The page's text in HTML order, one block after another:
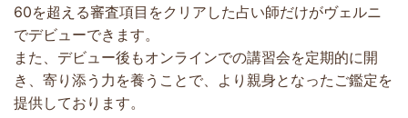
60を超える審査項目をクリアした占い師だけがヴェルニ
でデビューできます。
また、デビュー後もオンラインでの講習会を定期的に開
き、寄り添う力を養うことで、より親身となったご鑑定を
提供しております。